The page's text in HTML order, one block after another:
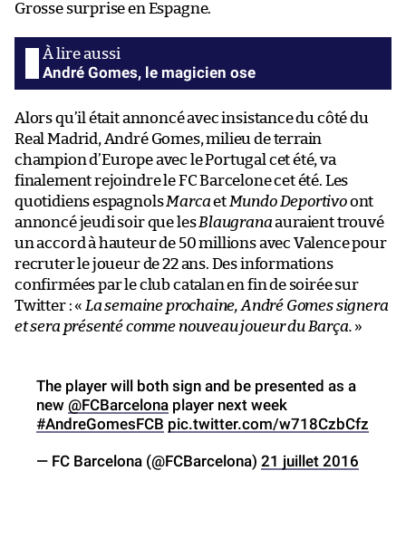
Grosse surprise en Espagne.
André Gomes, le magicien ose
Alors qu’il était annoncé avec insistance du côté du
Real Madrid, André Gomes, milieu de terrain
champion d’Europe avec le Portugal cet été, va
finalement rejoindre le FC Barcelone cet été. Les
quotidiens espagnolsMarcaet Mundo Deportivoont
annoncé jeudi soir que lesBlaugranaauraient trouvé
un accord à hauteur de 50 millions avec Valence pour
recruter le joueur de 22 ans. Des informations
confirmées par le club catalan en fin de soirée sur
Twitter : « La semaine prochaine, André Gomes signera
et sera présenté comme nouveau joueur du Barça. »
The player will both sign and be presented as a
new @FCBarcelona player next week
#AndreGomesFCB pic.twitter.com/w718CzbCfz
— FC Barcelona (@FCBarcelona) 21 juillet 2016